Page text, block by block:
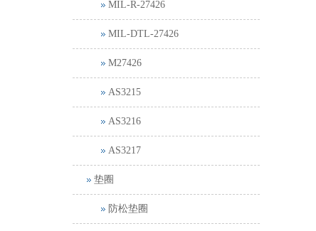
MIL-R-27426
MIL-DTL-27426
M27426
AS3215
AS3216
AS3217
垫圈
防松垫圈